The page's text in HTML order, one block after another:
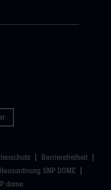
Barrierefreiheit
Hausordnung SNP DOME
dome